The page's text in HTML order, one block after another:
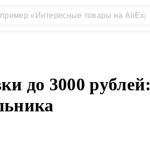
до 3000 рублей: